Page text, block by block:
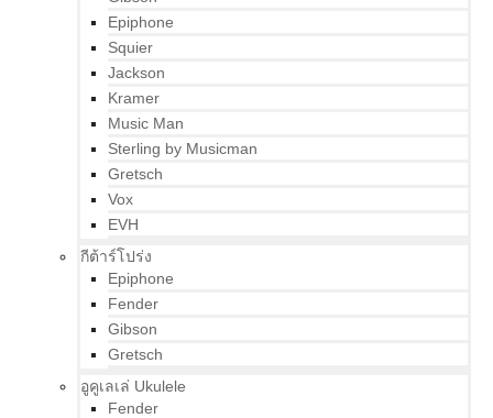
Epiphone
Squier
Jackson
Kramer
Music Man
Sterling by Musicman
Gretsch
Vox
EVH
กีต้าร์โปร่ง
Epiphone
Fender
Gibson
Gretsch
อูคูเลเล่ Ukulele
Fender